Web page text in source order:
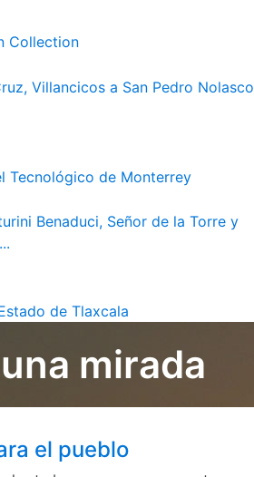
Collection
Villancicos a San Pedro Nolasco
Tecnológico de Monterrey
Benaduci, Señor de la Torre y
de Tlaxcala
mirada
el pueblo